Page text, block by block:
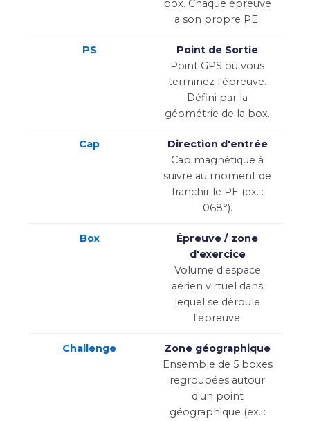
box. Chaque épreuve
a son propre PE.
PS
Point de Sortie
Point GPS où vous
terminez l'épreuve.
Défini par la
géométrie de la box.
Cap
Direction d'entrée
Cap magnétique à
suivre au moment de
franchir le PE (ex. :
068°).
Box
Épreuve / zone
d'exercice
Volume d'espace
aérien virtuel dans
lequel se déroule
l'épreuve.
Challenge
Zone géographique
Ensemble de 5 boxes
regroupées autour
d'un point
géographique (ex. :